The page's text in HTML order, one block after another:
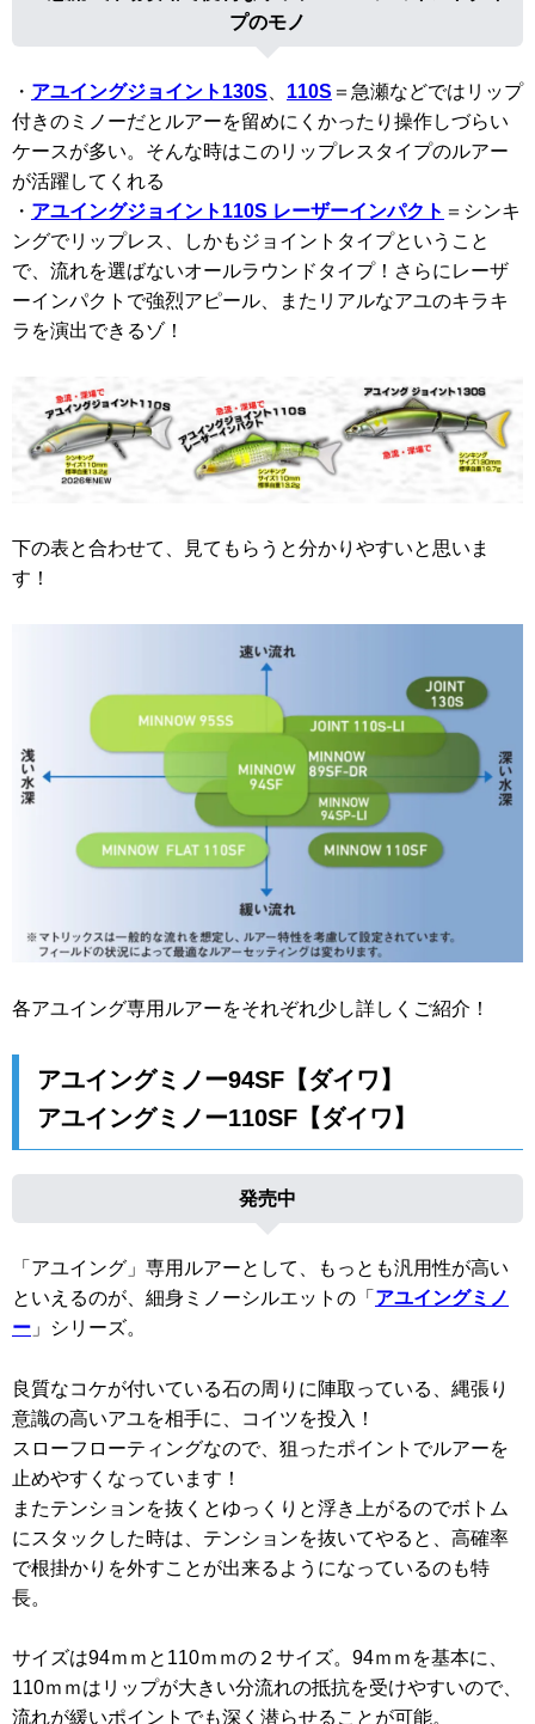
プのモノ
・ アユイングジョイント130S 110S ＝急瀬などではリップ
付きのミノーだとルアーを留めにくかったり操作しづらい
ケースが多い。そんな時はこのリップレスタイプのルアー
が活躍してくれる
・ アユイングジョイント110S レーザーインパクト ＝シンキ
ングでリップレス、しかもジョイントタイプということ
で、流れを選ばないオールラウンドタイプ！さらにレーザ
ーインパクトで強烈アピール、またリアルなアユのキラキ
ラを演出できるゾ！
下の表と合わせて、見てもらうと分かりやすいと思いま
す！
各アユイング専用ルアーをそれぞれ少し詳しくご紹介！
アユイングミノー94SF【ダイワ】
アユイングミノー110SF【ダイワ】
発売中
「アユイング」専用ルアーとして、もっとも汎用性が高い
といえるのが、細身ミノーシルエットの「 アユイングミノ
ー 」シリーズ。
良質なコケが付いている石の周りに陣取っている、縄張り
意識の高いアユを相手に、コイツを投入！
スローフローティングなので、狙ったポイントでルアーを
止めやすくなっています！
またテンションを抜くとゆっくりと浮き上がるのでボトム
にスタックした時は、テンションを抜いてやると、高確率
で根掛かりを外すことが出来るようになっているのも特
長。
サイズは94ｍｍと110ｍｍの２サイズ。94ｍｍを基本に、
110ｍｍはリップが大きい分流れの抵抗を受けやすいので、
流れが緩いポイントでも深く潜らせることが可能。